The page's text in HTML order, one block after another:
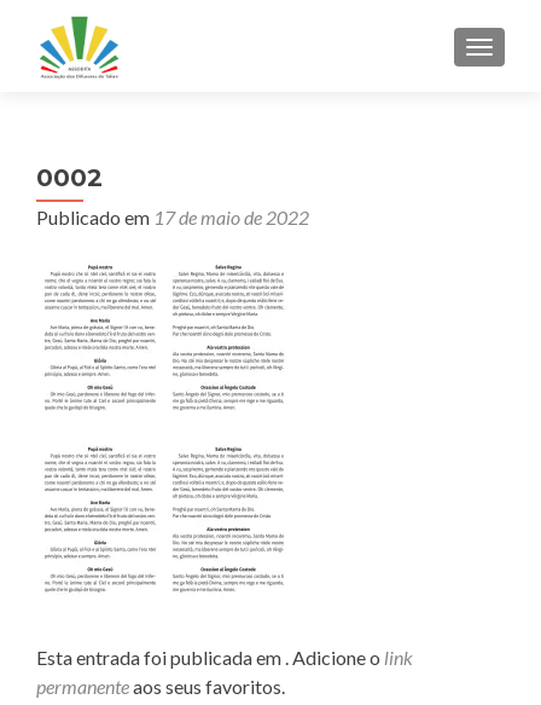
0002
Publicado em 17 de maio de 2022
Esta entrada foi publicada em . Adicione o link
permanenteaos seus favoritos.